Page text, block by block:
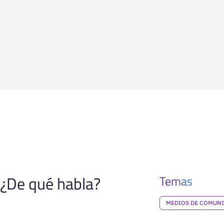
¿De qué habla? Temas
MEDIOS DE